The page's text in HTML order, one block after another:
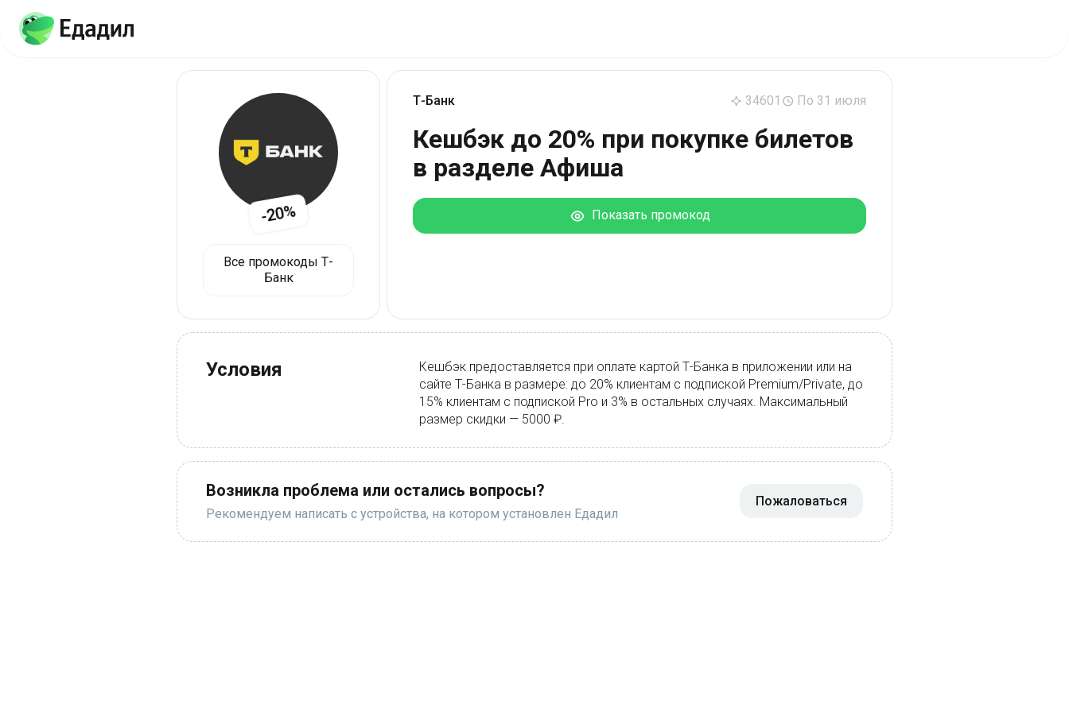
-20%
Все промокоды Т-
Банк
Т-Банк 34601 По 31 июля
Кешбэк до 20% при покупке билетов
в разделе Афиша
Показать промокод
Условия
Кешбэк предоставляется при оплате картой Т-Банка в приложении или на
сайте Т-Банка в размере: до 20% клиентам с подпиской Premium/Private, до
15% клиентам с подпиской Pro и 3% в остальных случаях. Максимальный
размер скидки — 5000 ₽.
Возникла проблема или остались вопросы?
Рекомендуем написать с устройства, на котором установлен Едадил
Пожаловаться